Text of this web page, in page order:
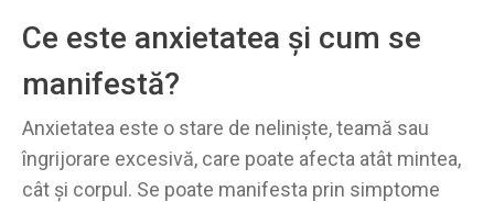
Ce este anxietatea și cum se
manifestă?
Anxietatea este o stare de neliniște, teamă sau
îngrijorare excesivă, care poate afecta atât mintea,
cât și corpul. Se poate manifesta prin simptome